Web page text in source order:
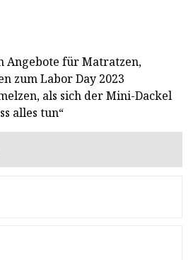
Angebote für Matratzen,
zum Labor Day 2023
als sich der Mini-Dackel
alles tun“